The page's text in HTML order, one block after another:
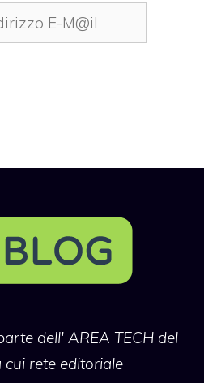
dell' AREA TECH del
rete editoriale